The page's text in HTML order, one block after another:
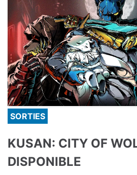
SORTIES
KUSAN: CITY OF
DISPONIBLE